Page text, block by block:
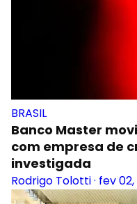
BRASIL
Banco Master
com empresa de
investigada
Rodrigo Tolotti· fev